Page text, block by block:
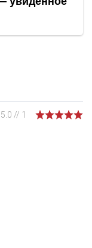
5.0 // 1